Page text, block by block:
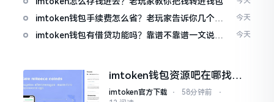
imtoken钱包手续费怎么省？老玩家告诉你几个实
在招
今天
imtoken钱包有借贷功能吗？靠谱不靠谱一文说清
今天
imtoken钱包资源吧在哪找，
这些坑我帮你趟过
imtoken官方下载 ⋅ 58分钟前
⋅